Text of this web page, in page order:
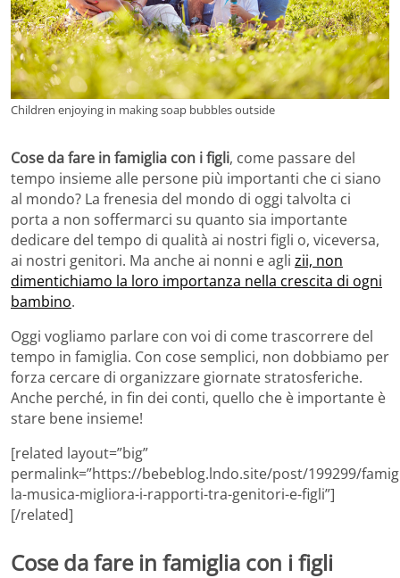
Children enjoying in making soap bubbles outside
Cose da fare in famiglia con i figli, come passare del
tempo insieme alle persone più importanti che ci siano
al mondo? La frenesia del mondo di oggi talvolta ci
porta a non soffermarci su quanto sia importante
dedicare del tempo di qualità ai nostri figli o, viceversa,
ai nostri genitori. Ma anche ai nonni e agli zii, non
dimentichiamo la loro importanza nella crescita di ogni
bambino.
Oggi vogliamo parlare con voi di come trascorrere del
tempo in famiglia. Con cose semplici, non dobbiamo per
forza cercare di organizzare giornate stratosferiche.
Anche perché, in fin dei conti, quello che è importante è
stare bene insieme!
[related layout=”big”
permalink=”https://bebeblog.lndo.site/post/199299/
la-musica-migliora-i-rapporti-tra-genitori-e-figli”]
[/related]
Cose da fare in famiglia con i figli